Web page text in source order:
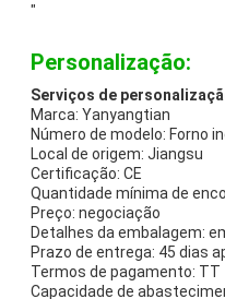
"
Personalização:
Serviços de
Marca: Yanyangtian
Número de modelo: Forno
Local de origem: Jiangsu
Certificação: CE
Quantidade mínima de
Preço: negociação
Detalhes da embalagem:
Prazo de entrega: 45 dias
Termos de pagamento: TT
Capacidade de